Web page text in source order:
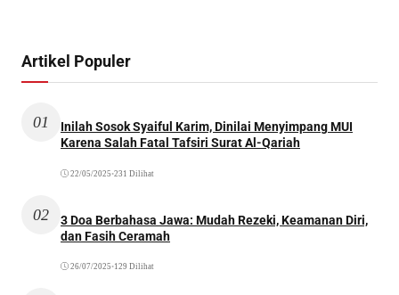
Artikel Populer
01
Inilah Sosok Syaiful Karim, Dinilai Menyimpang MUI
Karena Salah Fatal Tafsiri Surat Al-Qariah
22/05/2025 •231 Dilihat
02
3 Doa Berbahasa Jawa: Mudah Rezeki, Keamanan Diri,
dan Fasih Ceramah
26/07/2025 •129 Dilihat